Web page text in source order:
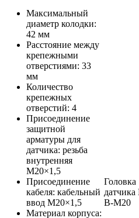
Максимальный
диаметр колодки:
42 мм
Расстояние между
крепежными
отверстиями: 33
мм
Количество
крепежных
отверстий: 4
Присоединение
защитной
арматуры для
датчика: резьба
внутренняя
М20×1,5
Присоединение
кабеля: кабельный
ввод М20×1,5
Материал корпуса:
Головка
B-М20